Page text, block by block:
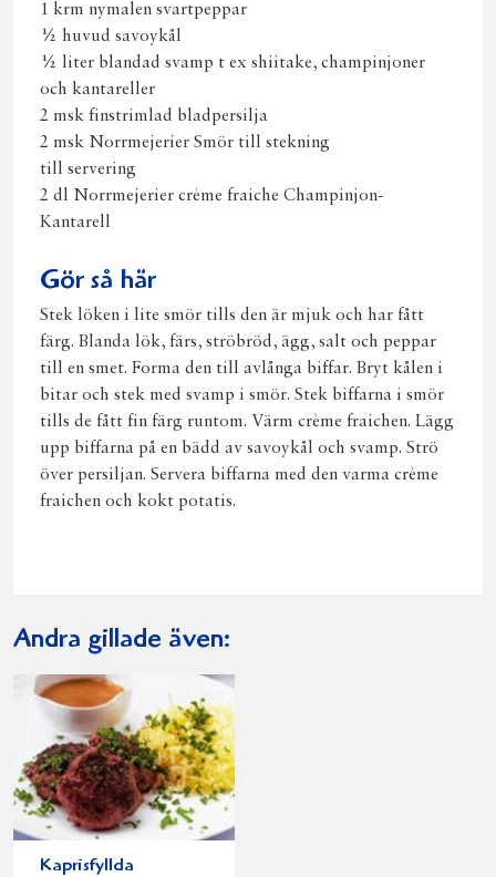
1 krm nymalen svartpeppar
½ huvud savoykål
½ liter blandad svamp t ex shiitake, champinjoner
och kantareller
2 msk finstrimlad bladpersilja
2 msk Norrmejerier Smör till stekning
till servering
2 dl Norrmejerier crème fraiche Champinjon-
Kantarell
Gör så här
Stek löken i lite smör tills den är mjuk och har fått
färg. Blanda lök, färs, ströbröd, ägg, salt och peppar
till en smet. Forma den till avlånga biffar. Bryt kålen i
bitar och stek med svamp i smör. Stek biffarna i smör
tills de fått fin färg runtom. Värm crème fraichen. Lägg
upp biffarna på en bädd av savoykål och svamp. Strö
över persiljan. Servera biffarna med den varma crème
fraichen och kokt potatis.
Andra gillade även:
Kaprisfyllda